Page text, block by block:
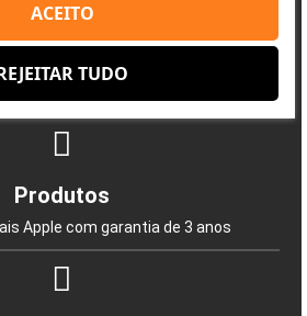
Entrega
Produtos
Apple com garantia de 3 anos
TUDO
ACEITO